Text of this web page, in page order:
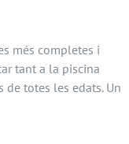
més completes i
tant a la piscina
de totes les edats. Un